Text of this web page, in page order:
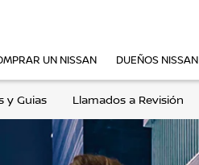
UN NISSAN DUEÑOS NISSAN
y Guias Llamados a Revisión